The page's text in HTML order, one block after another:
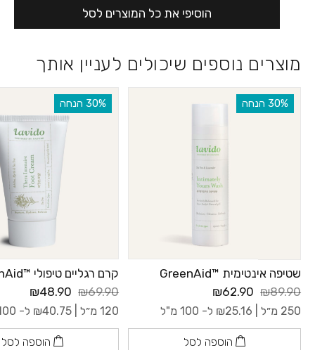
הוסיפי את כל המוצרים לסל
מוצרים נוספים שיכולים לעניין אותך
‫30% הנחה
שטיפה אינטימית ™GreenAid
₪89.90
₪62.90
250 מ״ל | ₪25.16 ל- 100 מ"ל
הוספה לסל
‫30% הנחה
קרם רגליים טיפולי ™GreenAid
₪69.90
₪48.90
120 מ״ל | ₪40.75 ל- 100 מ"ל
הוספה לסל